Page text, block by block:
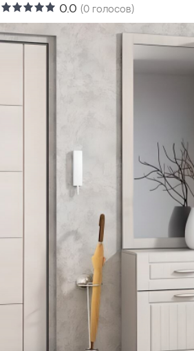
0.0 (0 голосов)